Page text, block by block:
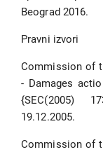
Beograd 2016.
Pravni izvori
Commission of
- Damages
{SEC(2005)
19.12.2005.
Commission of